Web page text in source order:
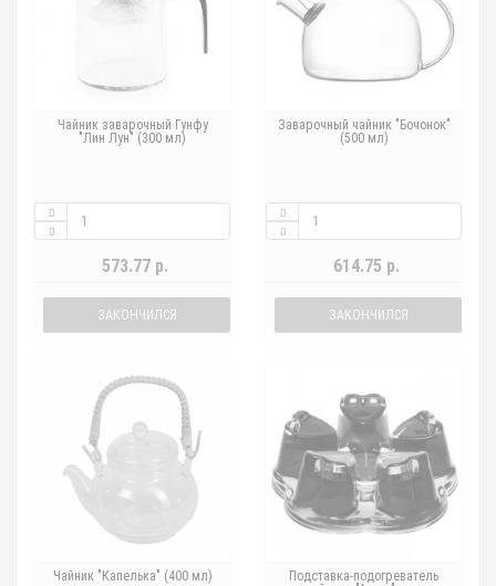
Чайник заварочный Гунфу
"Лин Лун" (300 мл)
573.77 р.
ЗАКОНЧИЛСЯ
Заварочный чайник "Бочонок"
(500 мл)
614.75 р.
ЗАКОНЧИЛСЯ
Чайник "Капелька" (400 мл)
Подставка-подогреватель